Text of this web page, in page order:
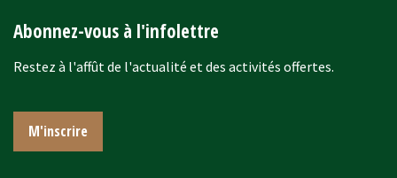
Abonnez-vous à l'infolettre
Restez à l'affût de l'actualité et des activités offertes.
M'inscrire